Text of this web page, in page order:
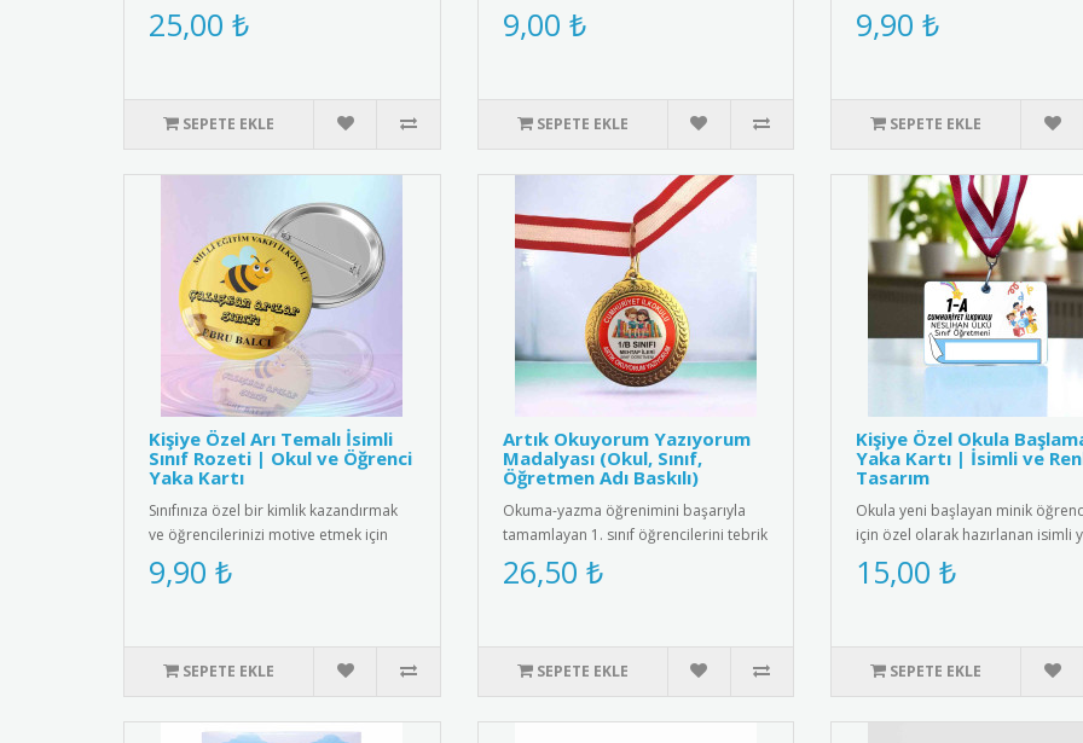
seti. Yüksek kaliteli meta..
25,00 ₺
SEPETE EKLE
ödüllendirin. Eğitimde motivasyon..
9,00 ₺
SEPETE EKLE
güçlendirmek ve akran zorbalığı..
9,90 ₺
SEPETE EKLE
Kişiye Özel Arı Temalı İsimli
Sınıf Rozeti | Okul ve Öğrenci
Yaka Kartı
Sınıfınıza özel bir kimlik kazandırmak
ve öğrencilerinizi motive etmek için
harika bir yol! Sevimli ..
9,90 ₺
SEPETE EKLE
Artık Okuyorum Yazıyorum
Madalyası (Okul, Sınıf,
Öğretmen Adı Baskılı)
Okuma-yazma öğrenimini başarıyla
tamamlayan 1. sınıf öğrencilerini tebrik
etmek için tasarlanmış öze..
26,50 ₺
SEPETE EKLE
Kişiye Özel Okula
Yaka Kartı | İsimli ve
Tasarım
Okula yeni başlayan minik
için özel olarak hazırlanan isimli
kartları ile okula başl..
15,00 ₺
SEPETE EKLE